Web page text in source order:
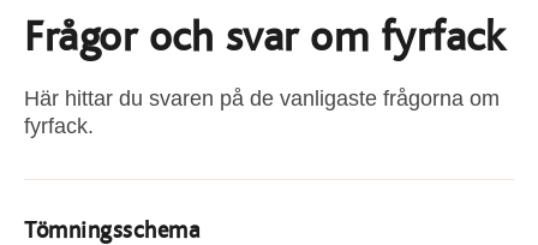
Frågor och svar om fyrfack
Här hittar du svaren på de vanligaste frågorna om
fyrfack.
Tömningsschema